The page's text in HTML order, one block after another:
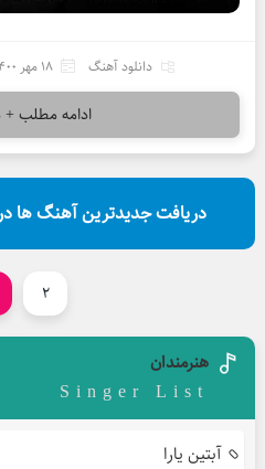
دانلود آهنگ 18 مهر 1400
ادامه مطلب +
دریافت جدیدترین آهنگ ها
2
هنرمندان
Singer List
آبتین یارا